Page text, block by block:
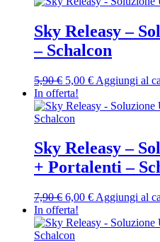
Sky Releasy –
– Schalcon
5,90€ Il
prezzo
originale
era:
5,00 €Il
attuale
Aggiungi al
In offerta!
Sky Releasy –
+ Portalenti –
7,90€ Il
prezzo
originale
era:
6,00 €Il
attuale
Aggiungi al
In offerta!